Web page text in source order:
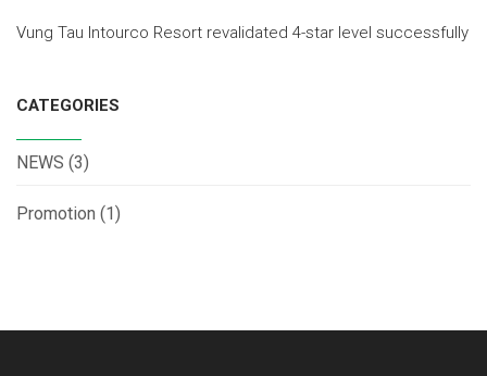
Vung Tau Intourco Resort revalidated 4-star level successfully
CATEGORIES
NEWS (3)
Promotion (1)